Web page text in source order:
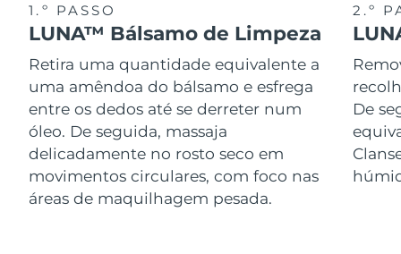
1.º PASSO
LUNA™ Bálsamo de Limpeza
Retira uma quantidade equivalente a
uma amêndoa do bálsamo e esfrega
entre os dedos até se derreter num
óleo. De seguida, massaja
delicadamente no rosto seco em
movimentos circulares, com foco nas
áreas de maquilhagem pesada.
2.º
De